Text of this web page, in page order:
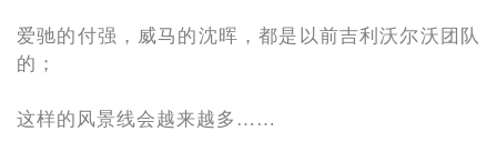
爱驰的付强，威马的沈晖，都是以前吉利沃尔沃团队
的；
这样的风景线会越来越多……